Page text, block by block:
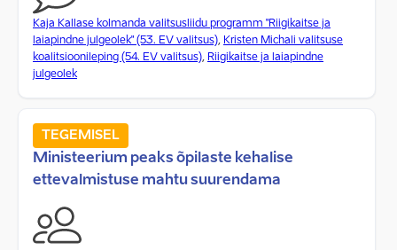
Kaja Kallase kolmanda valitsusliidu programm "Riigikaitse ja
laiapindne julgeolek" (53. EV valitsus), Kristen Michali valitsuse
koalitsioonileping (54. EV valitsus), Riigikaitse ja laiapindne
julgeolek
TEGEMISEL
Ministeerium peaks õpilaste kehalise
ettevalmistuse mahtu suurendama